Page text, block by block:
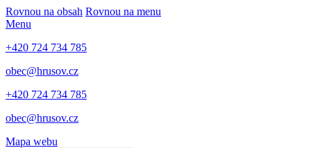
Rovnou na obsah Rovnou na menu
Menu
+420 724 734 785
obec@hrusov.cz
+420 724 734 785
obec@hrusov.cz
Mapa webu